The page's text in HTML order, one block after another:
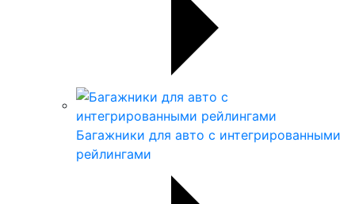
Багажники для авто с интегрированными
рейлингами